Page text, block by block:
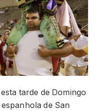
tarde de Domingo
de San